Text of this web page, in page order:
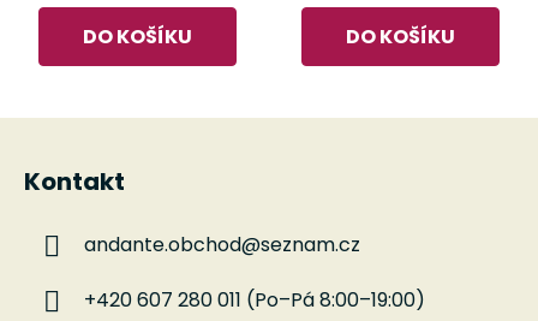
DO KOŠÍKU DO KOŠÍKU
Z
Kontakt
andante.obchod@seznam.cz
+420 607 280 011 (Po–Pá 8:00–19:00)